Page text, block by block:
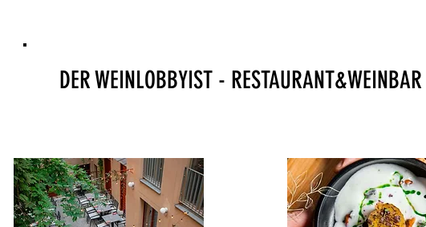
DER WEINLOBBYIST - RESTAURANT&WEINBAR